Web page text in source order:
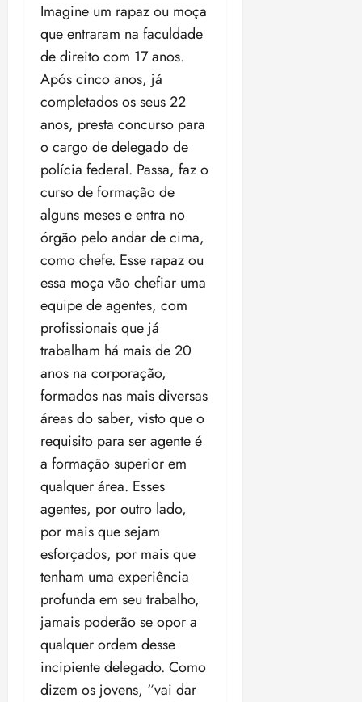
Imagine um rapaz ou moça
que entraram na faculdade
de direito com 17 anos.
Após cinco anos, já
completados os seus 22
anos, presta concurso para
o cargo de delegado de
polícia federal. Passa, faz o
curso de formação de
alguns meses e entra no
órgão pelo andar de cima,
como chefe. Esse rapaz ou
essa moça vão chefiar uma
equipe de agentes, com
profissionais que já
trabalham há mais de 20
anos na corporação,
formados nas mais diversas
áreas do saber, visto que o
requisito para ser agente é
a formação superior em
qualquer área. Esses
agentes, por outro lado,
por mais que sejam
esforçados, por mais que
tenham uma experiência
profunda em seu trabalho,
jamais poderão se opor a
qualquer ordem desse
incipiente delegado. Como
dizem os jovens, “vai dar